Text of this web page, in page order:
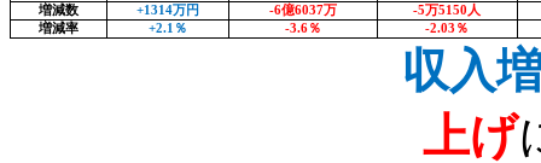
増減数
+1314万円 -6億6037万 -5万5150 人
増減率
+2.1 ％ -3.6％ -2.03 ％
収入
上げ